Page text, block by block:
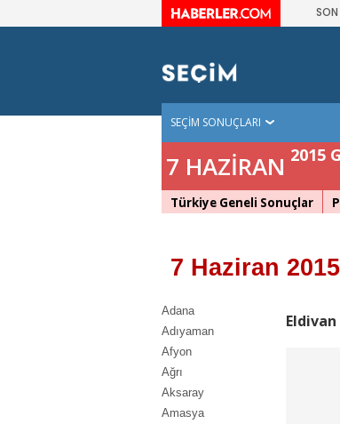
SEÇİM SONUÇLARI
7 HAZİRAN 2015
Türkiye Geneli Sonuçlar
7 Haziran
Adana
Adıyaman
Afyon
Ağrı
Aksaray
Amasya